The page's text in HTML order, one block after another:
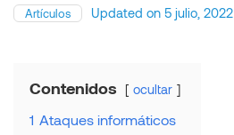
Artículos Updated on 5 julio, 2022
Contenidos ocultar
1 Ataques informáticos